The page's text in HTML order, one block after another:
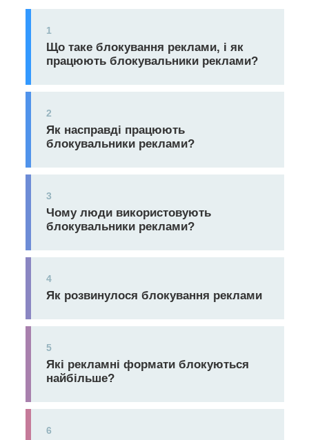
1
Що таке блокування реклами, і як
працюють блокувальники реклами?
2
Як насправді працюють
блокувальники реклами?
3
Чому люди використовують
блокувальники реклами?
4
Як розвинулося блокування реклами
5
Які рекламні формати блокуються
найбільше?
6